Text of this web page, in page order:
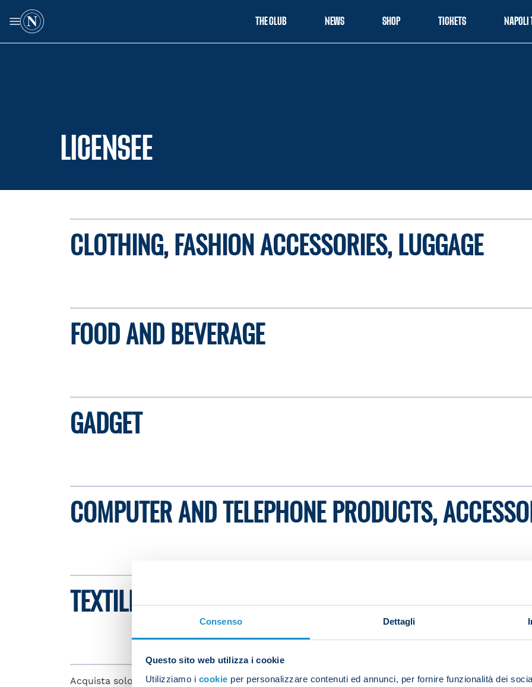
Consenso Dettagli
Questo sito web utilizza i cookie
Utilizziamo i cookie per personalizzare contenuti ed annunci, per fornire funzionalità dei
THE CLUB NEWS SHOP TICKETS NAPOLI
LICENSEE
CLOTHING, FASHION ACCESSORIES, LUGGAGE
FOOD AND BEVERAGE
GADGET
COMPUTER AND TELEPHONE PRODUCTS,
TEXTILE PRODUCTS FOR HOME INTERIORS AND
Acquista solo prodotti originali.I prodotti ufficiali sviluppati e distribuiti dai licenziatari della SSC